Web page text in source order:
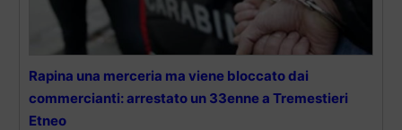
Rapina una merceria ma viene bloccato dai
commercianti: arrestato un 33enne a Tremestieri
Etneo